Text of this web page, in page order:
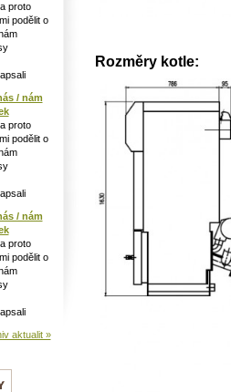
proto
podělit o
/ nám
proto
podělit o
/ nám
proto
podělit o
aktualit »
Rozměry kotle: